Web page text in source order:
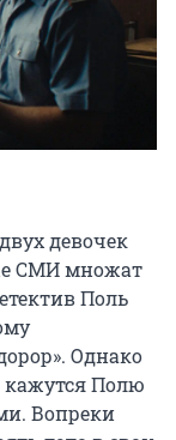
девочек
СМИ множат
Поль
Однако
кажутся Полю
Вопреки